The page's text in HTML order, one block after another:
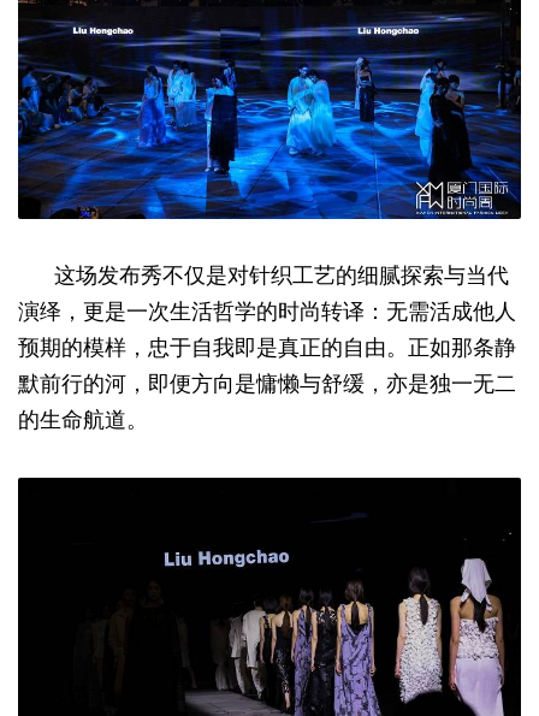
这场发布秀不仅是对针织工艺的细腻探索与当代
演绎，更是一次生活哲学的时尚转译：无需活成他人
预期的模样，忠于自我即是真正的自由。正如那条静
默前行的河，即便方向是慵懒与舒缓，亦是独一无二
的生命航道。